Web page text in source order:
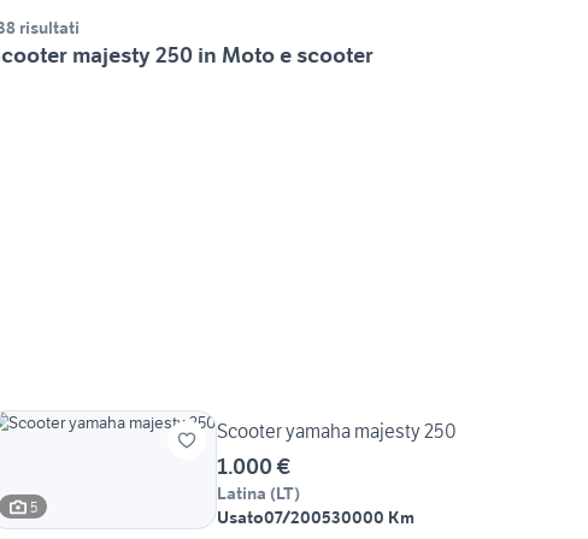
risultati
majesty 250 in Moto e scooter
5
Scooter yamaha majesty 250
1.000 €
Latina (LT)
Usato07/200530000 Km